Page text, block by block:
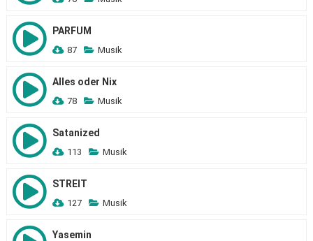
PARFUM
87 Musik
Alles oder Nix
78 Musik
Satanized
113 Musik
STREIT
127 Musik
Yasemin